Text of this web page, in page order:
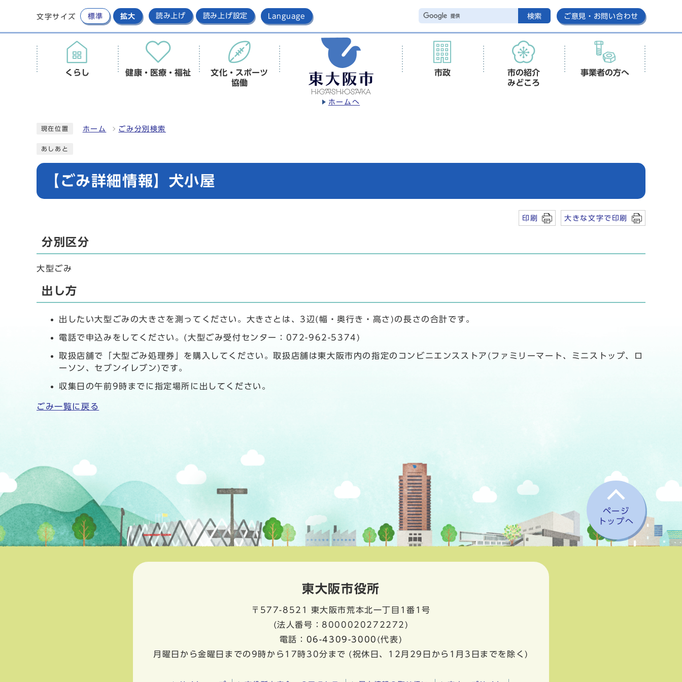
文字サイズ 標準 拡大 読み上げ 読み上げ設定 Language 検索 ご意見・お問い合わせ
ホームへ
くらし 健康・医療・福祉
文化・スポーツ
協働
市政
市の紹介
みどころ
事業者の方へ
現在位置 ホーム ごみ分別検索
あしあと
【ごみ詳細情報】犬小屋
印刷 大きな文字で印刷
分別区分
大型ごみ
出し方
出したい大型ごみの大きさを測ってください。大きさとは、3辺(幅・奥行き・高さ)の長さの合計です。
電話で申込みをしてください。(大型ごみ受付センター：072-962-5374)
取扱店舗で「大型ごみ処理券」を購入してください。取扱店舗は東大阪市内の指定のコンビニエンスストア(ファミリーマート、ミニストップ、ロ
ーソン、セブンイレブン)です。
収集日の午前9時までに指定場所に出してください。
ごみ一覧に戻る
ページ
トップへ
東大阪市役所
〒577-8521
東大阪市荒本北一丁目1番1号
(法人番号：8000020272272)
電話： 06-4309-3000 (代表)
月曜日から金曜日までの9時から17時30分まで (祝休日、12月29日から1月3日までを除く)